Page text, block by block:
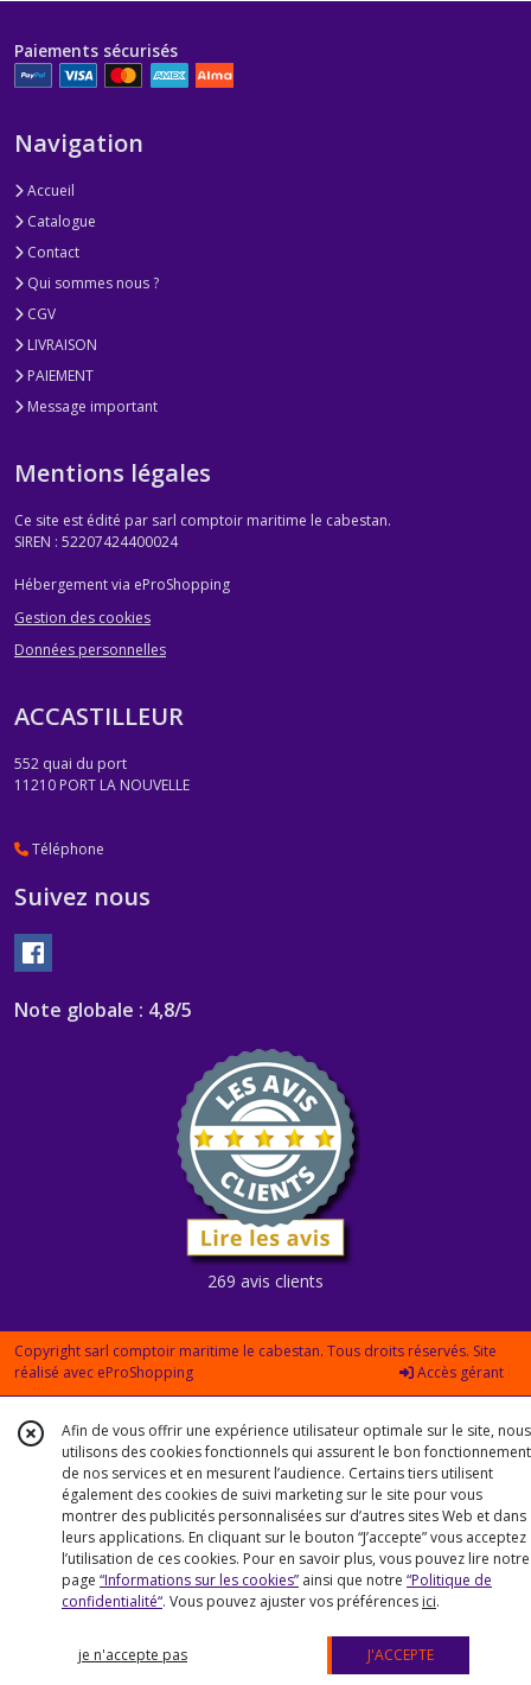
Paiements sécurisés
Navigation
Accueil
Catalogue
Contact
Qui sommes nous ?
CGV
LIVRAISON
PAIEMENT
Message important
Mentions légales
Ce site est édité par sarl comptoir maritime le cabestan.
SIREN : 52207424400024
Hébergement via eProShopping
Gestion des cookies
Données personnelles
ACCASTILLEUR
552 quai du port
11210 PORT LA NOUVELLE
Téléphone
Suivez nous
Note globale : 4,8/5
269 avis clients
Copyright sarl comptoir maritime le cabestan. Tous droits réservés. Site
réalisé avec eProShopping Accès gérant
Afin de vous offrir une expérience utilisateur optimale sur le site, nous
utilisons des cookies fonctionnels qui assurent le bon fonctionnement
de nos services et en mesurent l’audience. Certains tiers utilisent
également des cookies de suivi marketing sur le site pour vous
montrer des publicités personnalisées sur d’autres sites Web et dans
leurs applications. En cliquant sur le bouton “J’accepte” vous acceptez
l’utilisation de ces cookies. Pour en savoir plus, vous pouvez lire notre
page “Informations sur les cookies” ainsi que notre “Politique de
confidentialité“. Vous pouvez ajuster vos préférences ici.
je n'accepte pas J'ACCEPTE